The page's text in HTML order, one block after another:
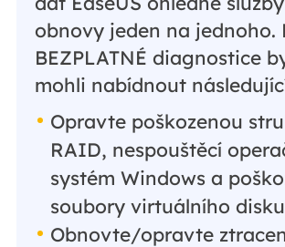
obnovy jeden na jednoho.
BEZPLATNÉ diagnostice
mohli nabídnout
Opravte poškozenou
RAID, nespouštěcí
systém Windows a
soubory virtuálního disku
Obnovte/opravte